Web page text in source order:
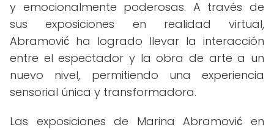
y emocionalmente poderosas. A través de
sus exposiciones en realidad virtual,
Abramović ha logrado llevar la interacción
entre el espectador y la obra de arte a un
nuevo nivel, permitiendo una experiencia
sensorial única y transformadora.
Las exposiciones de Marina Abramović en